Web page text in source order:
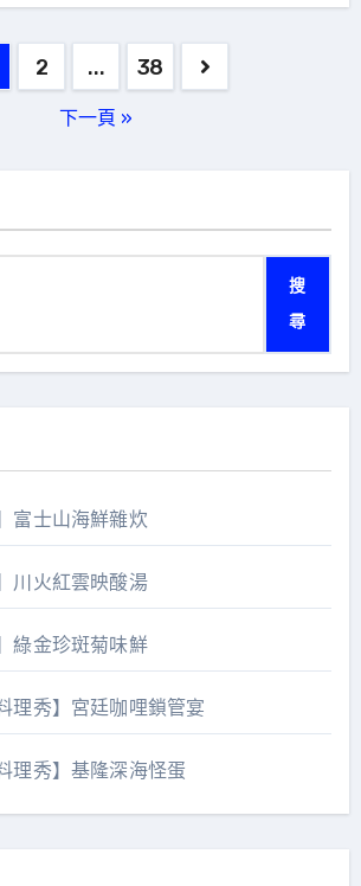
2 ... 38
下一頁 »
搜
尋
富士山海鮮雜炊
川火紅雲映酸湯
綠金珍斑菊味鮮
理秀】宮廷咖哩鎖管宴
理秀】基隆深海怪蛋